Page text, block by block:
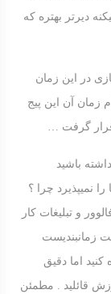
دیرتر بهتره که
در این زمان
زمان آن این پیج
گرفت …
باشید
نمیپذیرد چرا ؟
و تبلیغات کار
زمانبندیست
اما دقیق
قائلید . مطمئن